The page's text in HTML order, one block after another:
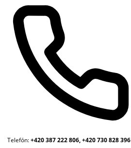
Telefón:+420 387 222 806, +420 730 828 396